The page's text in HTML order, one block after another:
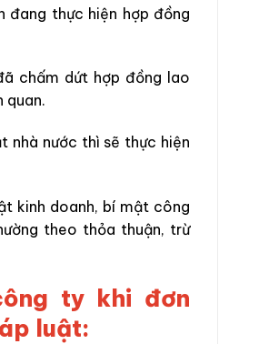
đang thực hiện hợp đồng
chấm dứt hợp đồng lao
quan.
nhà nước thì sẽ thực hiện
kinh doanh, bí mật công
theo thỏa thuận, trừ
ty khi đơn
luật: